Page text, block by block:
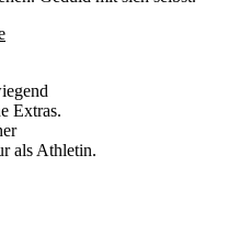
Extras.
als Athletin.